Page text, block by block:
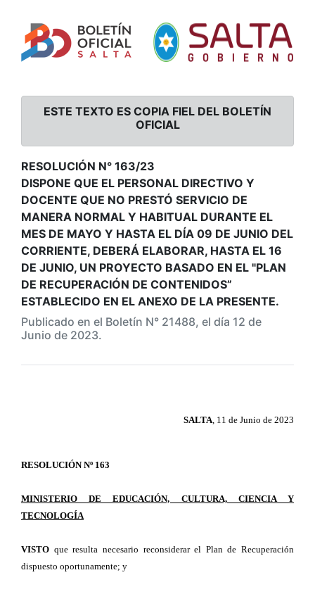
ESTE TEXTO ES COPIA FIEL DEL BOLETÍN
OFICIAL
RESOLUCIÓN N° 163/23
DISPONE QUE EL PERSONAL DIRECTIVO Y
DOCENTE QUE NO PRESTÓ SERVICIO DE
MANERA NORMAL Y HABITUAL DURANTE EL
MES DE MAYO Y HASTA EL DÍA 09 DE JUNIO DEL
CORRIENTE, DEBERÁ ELABORAR, HASTA EL 16
DE JUNIO, UN PROYECTO BASADO EN EL "PLAN
DE RECUPERACIÓN DE CONTENIDOS”
ESTABLECIDO EN EL ANEXO DE LA PRESENTE.
Publicado en el Boletín N° 21488, el día 12 de
Junio de 2023.
SALTA, 11 de Junio de 2023
RESOLUCIÓN Nº 163
MINISTERIO DE EDUCACIÓN, CULTURA, CIENCIA Y
TECNOLOGÍA
VISTO que resulta necesario reconsiderar el Plan de Recuperación
dispuesto oportunamente; y